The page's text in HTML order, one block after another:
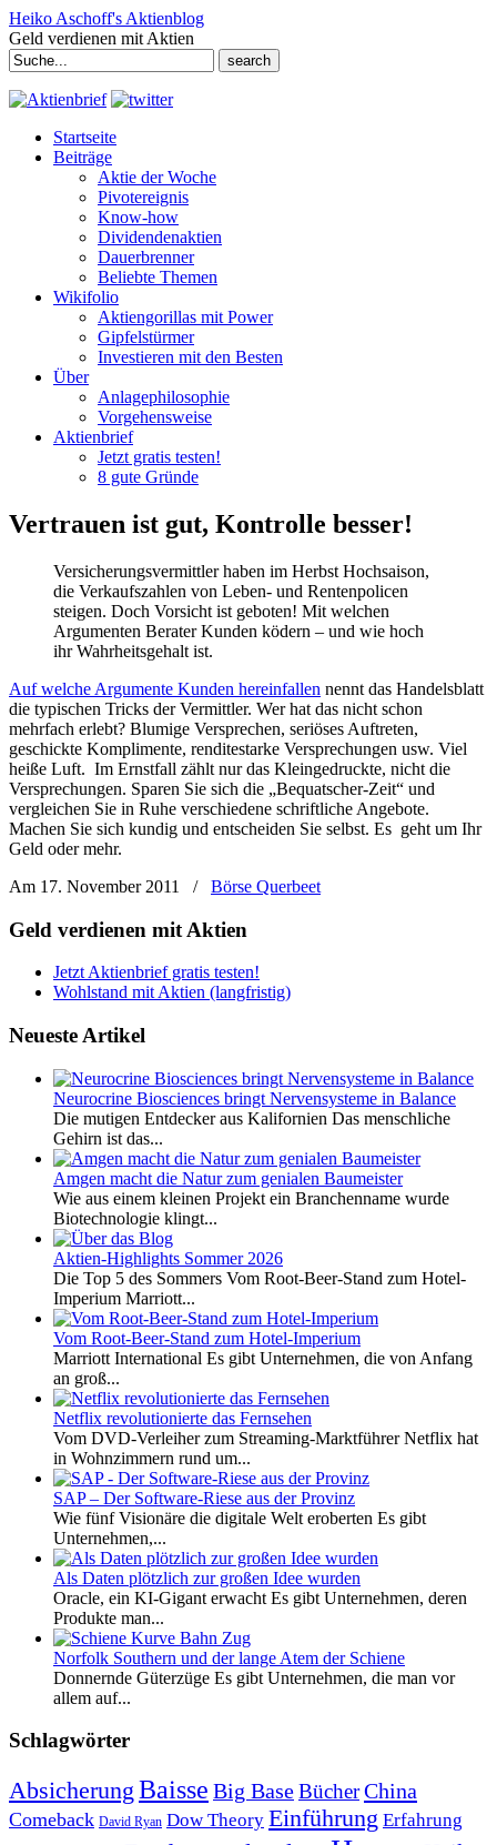
Heiko Aschoff's Aktienblog
Geld verdienen mit Aktien
Search
for:
Startseite
Beiträge
Aktie der Woche
Pivotereignis
Know-how
Dividendenaktien
Dauerbrenner
Beliebte Themen
Wikifolio
Aktiengorillas mit Power
Gipfelstürmer
Investieren mit den Besten
Über
Anlagephilosophie
Vorgehensweise
Aktienbrief
Jetzt gratis testen!
8 gute Gründe
Vertrauen ist gut, Kontrolle besser!
Versicherungsvermittler haben im Herbst Hochsaison,
die Verkaufszahlen von Leben- und Rentenpolicen
steigen. Doch Vorsicht ist geboten! Mit welchen
Argumenten Berater Kunden ködern – und wie hoch
ihr Wahrheitsgehalt ist.
Auf welche Argumente Kunden hereinfallen nennt das Handelsblatt
die typischen Tricks der Vermittler. Wer hat das nicht schon
mehrfach erlebt? Blumige Versprechen, seriöses Auftreten,
geschickte Komplimente, renditestarke Versprechungen usw. Viel
heiße Luft. Im Ernstfall zählt nur das Kleingedruckte, nicht die
Versprechungen. Sparen Sie sich die „Bequatscher-Zeit“ und
vergleichen Sie in Ruhe verschiedene schriftliche Angebote.
Machen Sie sich kundig und entscheiden Sie selbst. Es geht um Ihr
Geld oder mehr.
Am 17. November 2011
/ Börse Querbeet
Geld verdienen mit Aktien
Jetzt Aktienbrief gratis testen!
Wohlstand mit Aktien (langfristig)
Neueste Artikel
Neurocrine Biosciences bringt Nervensysteme in Balance
Die mutigen Entdecker aus Kalifornien Das menschliche
Gehirn ist das...
Amgen macht die Natur zum genialen Baumeister
Wie aus einem kleinen Projekt ein Branchenname wurde
Biotechnologie klingt...
Aktien-Highlights Sommer 2026
Die Top 5 des Sommers Vom Root-Beer-Stand zum Hotel-
Imperium Marriott...
Vom Root-Beer-Stand zum Hotel-Imperium
Marriott International Es gibt Unternehmen, die von Anfang
an groß...
Netflix revolutionierte das Fernsehen
Vom DVD-Verleiher zum Streaming-Marktführer Netflix hat
in Wohnzimmern rund um...
SAP – Der Software-Riese aus der Provinz
Wie fünf Visionäre die digitale Welt eroberten Es gibt
Unternehmen,...
Als Daten plötzlich zur großen Idee wurden
Oracle, ein KI-Gigant erwacht Es gibt Unternehmen, deren
Produkte man...
Norfolk Southern und der lange Atem der Schiene
Donnernde Güterzüge Es gibt Unternehmen, die man vor
allem auf...
Schlagwörter
Absicherung Baisse Big BaseBücherChina
Comeback David Ryan Dow Theory Einführung Erfahrung